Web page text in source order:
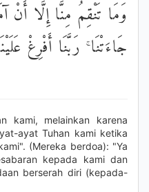
وَمَا تَنْقِمُ مِنَّا إِلَّا أَنْ
جَاءَتْنَا ۚ رَبَّنَا أَفْرِغْ
kami, melainkan karena
ayat Tuhan kami ketika
(Mereka berdoa): "Ya
kepada kami dan
berserah diri (kepada-